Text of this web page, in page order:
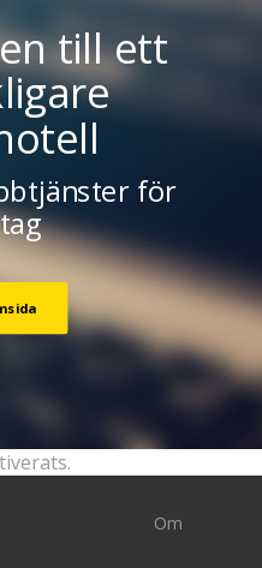
till ett
för
Om